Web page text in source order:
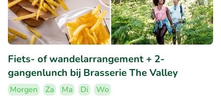
Fiets- of wandelarrangement + 2-
gangenlunch bij Brasserie The Valley
Morgen Za Ma Di
Wo